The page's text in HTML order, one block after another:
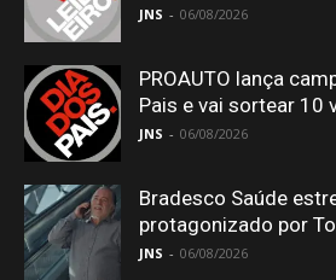
JNS - 06/08/2026
PROAUTO lança
Pais e vai sortear 10
JNS - 06/08/2026
Bradesco Saúde
protagonizado por
JNS - 06/08/2026